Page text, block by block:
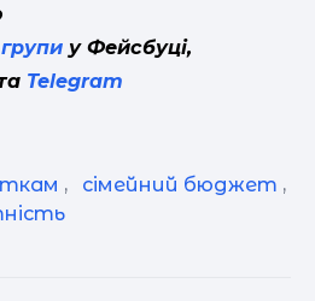
групи у Фейсбуці,
Telegram
, сімейний бюджет ,